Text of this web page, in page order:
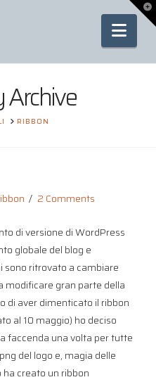
Archive
RIBBON
2 Comments
di versione di WordPress
globale del blog e
ritrovato a cambiare
modificare gran parte della
di aver dimenticato il ribbon
al 10 maggio) ho deciso
faccenda una volta per tutte
del logo e, magia delle
creato un ribbon